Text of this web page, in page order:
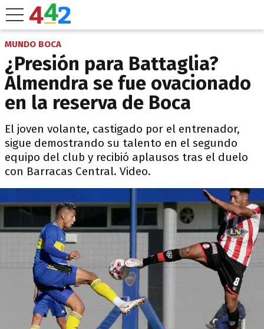
MUNDO BOCA
¿Presión para Battaglia?
Almendra se fue ovacionado
en la reserva de Boca
El joven volante, castigado por el entrenador,
sigue demostrando su talento en el segundo
equipo del club y recibió aplausos tras el duelo
con Barracas Central. Video.